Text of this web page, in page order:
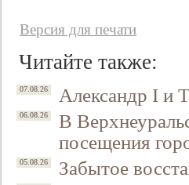
Версия для печати
Читайте также:
07.08.26 Александр I и
06.08.26
В
посещения
05.08.26 Забытое